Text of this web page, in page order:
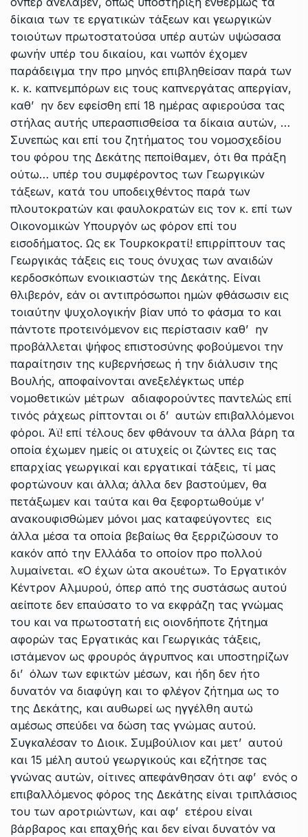
δίκαια των τε εργατικών τάξεων και γεωργικών
τοιούτων πρωτοστατούσα υπέρ αυτών υψώσασα
φωνήν υπέρ του δικαίου, και νωπόν έχομεν
παράδειγμα την προ μηνός επιβληθείσαν παρά των
κ. κ. καπνεμπόρων εις τους καπνεργάτας απεργίαν,
καθ’ ην δεν εφείσθη επί 18 ημέρας αφιερούσα τας
στήλας αυτής υπερασπισθείσα τα δίκαια αυτών, …
Συνεπώς και επί του ζητήματος του νομοσχεδίου
του φόρου της Δεκάτης πεποίθαμεν, ότι θα πράξη
ούτω… υπέρ του συμφέροντος των Γεωργικών
τάξεων, κατά του υποδειχθέντος παρά των
πλουτοκρατών και φαυλοκρατών εις τον κ. επί των
Οικονομικών Υπουργόν ως φόρον επί του
εισοδήματος. Ως εκ Τουρκοκρατί! επιρρίπτουν τας
Γεωργικάς τάξεις εις τους όνυχας των αναιδών
κερδοσκόπων ενοικιαστών της Δεκάτης. Είναι
θλιβερόν, εάν οι αντιπρόσωποι ημών φθάσωσιν εις
τοιαύτην ψυχολογικήν βίαν υπό το φάσμα το και
πάντοτε προτεινόμενον εις περίστασιν καθ’ ην
προβάλλεται ψήφος επιστοσύνης φοβούμενοι την
παραίτησιν της κυβερνήσεως ή την διάλυσιν της
Βουλής, αποφαίνονται ανεξελέγκτως υπέρ
νομοθετικών μέτρων αδιαφορούντες παντελώς επί
τινός ράχεως ρίπτονται οι δ’ αυτών επιβαλλόμενοι
φόροι. Άϊ! επί τέλους δεν φθάνουν τα άλλα βάρη τα
οποία έχωμεν ημείς οι ατυχείς οι ζώντες εις τας
επαρχίας γεωργικαί και εργατικαί τάξεις, τί μας
φορτώνουν και άλλα; άλλα δεν βαστούμεν, θα
πετάξωμεν και ταύτα και θα ξεφορτωθούμε ν’
ανακουφισθώμεν μόνοι μας καταφεύγοντες εις
άλλα μέσα τα οποία βεβαίως θα ξερριζώσουν το
κακόν από την Ελλάδα το οποίον προ πολλού
λυμαίνεται. «Ο έχων ώτα ακουέτω». Το Εργατικόν
Κέντρον Αλμυρού, όπερ από της συστάσως αυτού
αείποτε δεν επαύσατο το να εκφράζη τας γνώμας
του και να πρωτοστατή εις οιονδήποτε ζήτημα
αφορών τας Εργατικάς και Γεωργικάς τάξεις,
ιστάμενον ως φρουρός άγρυπνος και υποστηρίζων
δι’ όλων των εφικτών μέσων, και ήδη δεν ήτο
δυνατόν να διαφύγη και το φλέγον ζήτημα ως το
της Δεκάτης, και αυθωρεί ως ηγγέλθη αυτώ
αμέσως σπεύδει να δώση τας γνώμας αυτού.
Συγκαλέσαν το Διοικ. Συμβούλιον και μετ’ αυτού
και 15 μέλη αυτού γεωργικούς και εζήτησε τας
γνώνας αυτών, οίτινες απεφάνθησαν ότι αφ’ ενός ο
επιβαλλόμενος φόρος της Δεκάτης είναι τριπλάσιος
του των αροτριώντων, και αφ’ ετέρου είναι
βάρβαρος και επαχθής και δεν είναι δυνατόν να